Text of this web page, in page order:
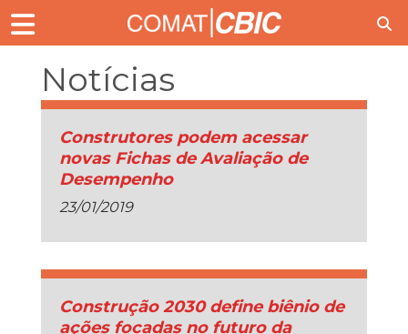
Notícias
Construtores podem acessar
novas Fichas de Avaliação de
Desempenho
23/01/2019
Construção 2030 define biênio de
ações focadas no futuro da